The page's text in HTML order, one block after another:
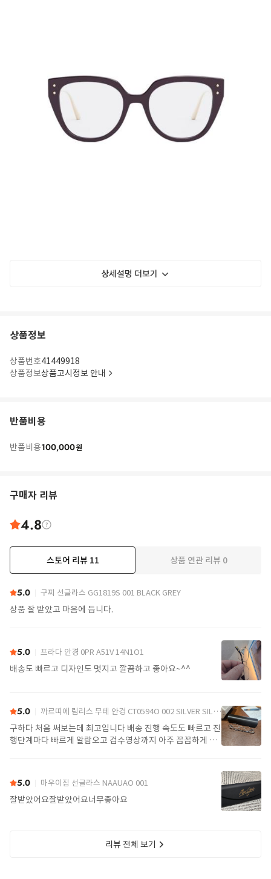
상세설명 더보기
상품정보
상품번호41449918
상품정보상품고시정보 안내
반품비용
반품비용100,000원
구매자 리뷰
4.8
스토어 리뷰 11 상품 연관 리뷰 0
5.0 구찌 선글라스 GG1819S 001 BLACK GREY
상품 잘 받았고 마음에 듭니다.
5.0 프라다 안경 0PR A51V 14N1O1
배송도 빠르고 디자인도 멋지고 깔끔하고 좋아요~^^
5.0 까르띠에 림리스 무테 안경 CT0594O 002 SILVER SILVER TRANSPARENT
구하다 처음 써보는데 최고입니다 배송 진행 속도도 빠르고 진
행단계마다 빠르게 알람오고 검수영상까지 아주 꼼꼼하게 찍
5.0 마우이짐 선글라스 NAAUAO 001
잘받았어요잘받았어요너무좋아요
리뷰 전체 보기